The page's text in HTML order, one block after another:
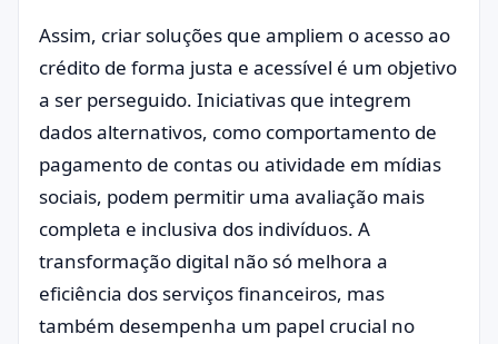
Assim, criar soluções que ampliem o acesso ao
crédito de forma justa e acessível é um objetivo
a ser perseguido. Iniciativas que integrem
dados alternativos, como comportamento de
pagamento de contas ou atividade em mídias
sociais, podem permitir uma avaliação mais
completa e inclusiva dos indivíduos. A
transformação digital não só melhora a
eficiência dos serviços financeiros, mas
também desempenha um papel crucial no